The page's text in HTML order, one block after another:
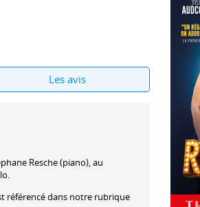
Les avis
Resche(piano), au
référencé dans notre rubrique